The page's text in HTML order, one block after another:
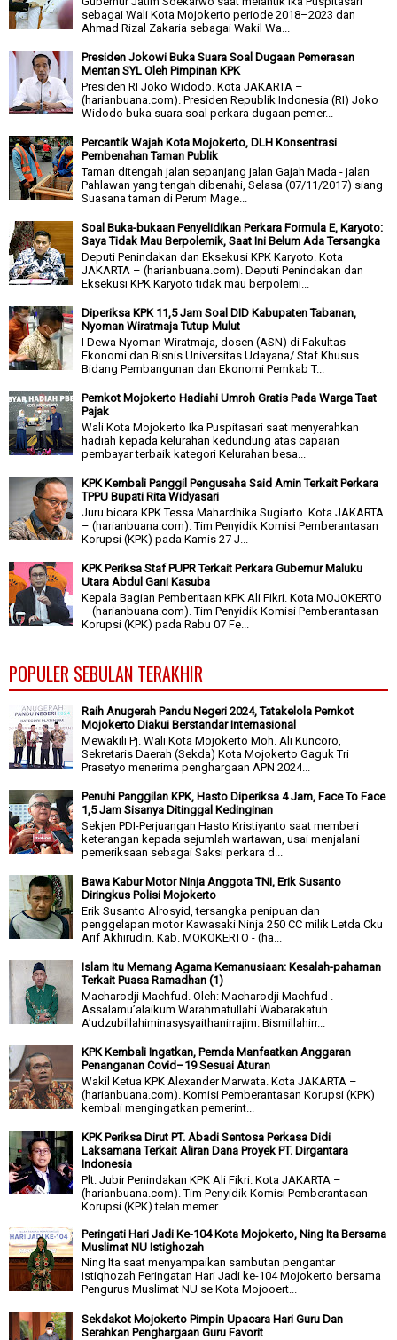
sebagai Wali Kota Mojokerto periode 2018–2023 dan
Ahmad Rizal Zakaria sebagai Wakil Wa...
Presiden Jokowi Buka Suara Soal Dugaan Pemerasan
Mentan SYL Oleh Pimpinan KPK
Presiden RI Joko Widodo. Kota JAKARTA –
(harianbuana.com). Presiden Republik Indonesia (RI) Joko
Widodo buka suara soal perkara dugaan pemer...
Percantik Wajah Kota Mojokerto, DLH Konsentrasi
Pembenahan Taman Publik
Taman ditengah jalan sepanjang jalan Gajah Mada - jalan
Pahlawan yang tengah dibenahi, Selasa (07/11/2017) siang
Suasana taman di Perum Mage...
Soal Buka-bukaan Penyelidikan Perkara Formula E, Karyoto:
Saya Tidak Mau Berpolemik, Saat Ini Belum Ada Tersangka
Deputi Penindakan dan Eksekusi KPK Karyoto. Kota
JAKARTA – (harianbuana.com). Deputi Penindakan dan
Eksekusi KPK Karyoto tidak mau berpolemi...
Diperiksa KPK 11,5 Jam Soal DID Kabupaten Tabanan,
Nyoman Wiratmaja Tutup Mulut
I Dewa Nyoman Wiratmaja, dosen (ASN) di Fakultas
Ekonomi dan Bisnis Universitas Udayana/ Staf Khusus
Bidang Pembangunan dan Ekonomi Pemkab T...
Pemkot Mojokerto Hadiahi Umroh Gratis Pada Warga Taat
Pajak
Wali Kota Mojokerto Ika Puspitasari saat menyerahkan
hadiah kepada kelurahan kedundung atas capaian
pembayar terbaik kategori Kelurahan besa...
KPK Kembali Panggil Pengusaha Said Amin Terkait Perkara
TPPU Bupati Rita Widyasari
Juru bicara KPK Tessa Mahardhika Sugiarto. Kota JAKARTA
– (harianbuana.com). Tim Penyidik Komisi Pemberantasan
Korupsi (KPK) pada Kamis 27 J...
KPK Periksa Staf PUPR Terkait Perkara Gubernur Maluku
Utara Abdul Gani Kasuba
Kepala Bagian Pemberitaan KPK Ali Fikri. Kota MOJOKERTO
– (harianbuana.com). Tim Penyidik Komisi Pemberantasan
Korupsi (KPK) pada Rabu 07 Fe...
POPULER SEBULAN TERAKHIR
Raih Anugerah Pandu Negeri 2024, Tatakelola Pemkot
Mojokerto Diakui Berstandar Internasional
Mewakili Pj. Wali Kota Mojokerto Moh. Ali Kuncoro,
Sekretaris Daerah (Sekda) Kota Mojokerto Gaguk Tri
Prasetyo menerima penghargaan APN 2024...
Penuhi Panggilan KPK, Hasto Diperiksa 4 Jam, Face To Face
1,5 Jam Sisanya Ditinggal Kedinginan
Sekjen PDI-Perjuangan Hasto Kristiyanto saat memberi
keterangan kepada sejumlah wartawan, usai menjalani
pemeriksaan sebagai Saksi perkara d...
Bawa Kabur Motor Ninja Anggota TNI, Erik Susanto
Diringkus Polisi Mojokerto
Erik Susanto Alrosyid, tersangka penipuan dan
penggelapan motor Kawasaki Ninja 250 CC milik Letda Cku
Arif Akhirudin. Kab. MOKOKERTO - (ha...
Islam Itu Memang Agama Kemanusiaan: Kesalah-pahaman
Terkait Puasa Ramadhan (1)
Macharodji Machfud. Oleh: Macharodji Machfud .
Assalamu’alaikum Warahmatullahi Wabarakatuh.
A’udzubillahiminasysyaithanirrajim. Bismillahirr...
KPK Kembali Ingatkan, Pemda Manfaatkan Anggaran
Penanganan Covid–19 Sesuai Aturan
Wakil Ketua KPK Alexander Marwata. Kota JAKARTA –
(harianbuana.com). Komisi Pemberantasan Korupsi (KPK)
kembali mengingatkan pemerint...
KPK Periksa Dirut PT. Abadi Sentosa Perkasa Didi
Laksamana Terkait Aliran Dana Proyek PT. Dirgantara
Indonesia
Plt. Jubir Penindakan KPK Ali Fikri. Kota JAKARTA –
(harianbuana.com). Tim Penyidik Komisi Pemberantasan
Korupsi (KPK) telah memer...
Peringati Hari Jadi Ke-104 Kota Mojokerto, Ning Ita Bersama
Muslimat NU Istighozah
Ning Ita saat menyampaikan sambutan pengantar
Istiqhozah Peringatan Hari Jadi ke-104 Mojokerto bersama
Pengurus Muslimat NU se Kota Mojooert...
Sekdakot Mojokerto Pimpin Upacara Hari Guru Dan
Serahkan Penghargaan Guru Favorit